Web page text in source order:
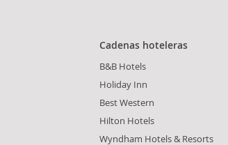
Cadenas hoteleras
B&B Hotels
Holiday Inn
Best Western
Hilton Hotels
Wyndham Hotels & Resorts